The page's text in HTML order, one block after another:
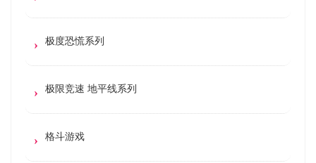
极度恐慌系列
极限竞速 地平线系列
格斗游戏